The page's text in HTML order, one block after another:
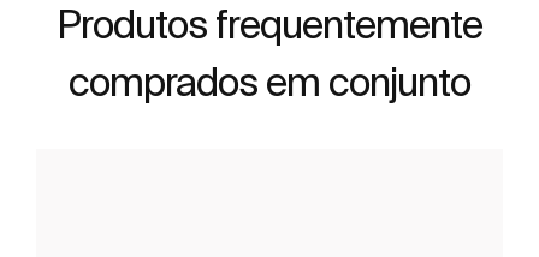
Produtos frequentemente
comprados em conjunto